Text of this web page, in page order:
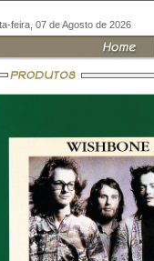
feira, 07 de Agosto de 2026